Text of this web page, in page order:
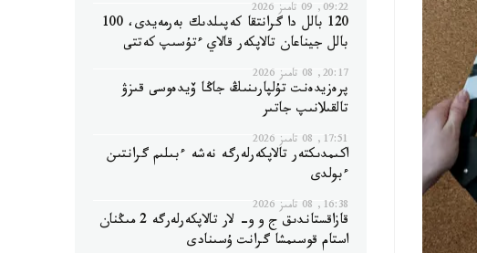
09:22, 09 تامىز 2026
120 بالل دا گرانتقا كەپىلدىك بەرمەيدى، 100
بالل جيناعان تالاپكەر قالاي ءتۇسىپ كەتتى
20:17, 08 تامىز 2026
پرەزيدەنت تۇلپارىنىڭ جاڭا ۆيدەوسى قىزۋ
تالقىلانىپ جاتىر
17:51, 08 تامىز 2026
اكىمدىكتەر تالاپكەرلەرگە نەشە ءبىلىم گرانتىن
ءبولدى
16:38, 08 تامىز 2026
قازاقستاندىق ج و و- لار تالاپكەرلەرگە 2 مىڭنان
استام قوسىمشا گرانت ۇسىنادى